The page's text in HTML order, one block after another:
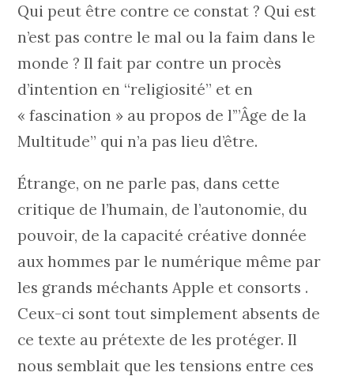
Qui peut être contre ce constat ? Qui est
n’est pas contre le mal ou la faim dans le
monde ? Il fait par contre un procès
d’intention en “religiosité” et en
« fascination » au propos de l’”Âge de la
Multitude” qui n’a pas lieu d’être.
Étrange, on ne parle pas, dans cette
critique de l’humain, de l’autonomie, du
pouvoir, de la capacité créative donnée
aux hommes par le numérique même par
les grands méchants Apple et consorts .
Ceux-ci sont tout simplement absents de
ce texte au prétexte de les protéger. Il
nous semblait que les tensions entre ces